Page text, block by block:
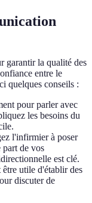
garantir la qualité des
entre le
quelques conseils :
pour parler avec
les besoins du
l'infirmier à poser
part de vos
est clé.
être utile d'établir des
discuter de